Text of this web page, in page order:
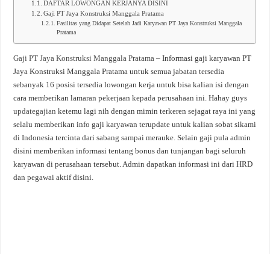
DAFTAR LOWONGAN KERJANYA DISINI
Gaji PT Jaya Konstruksi Manggala Pratama
Fasilitas yang Didapat Setelah Jadi Karyawan PT Jaya Konstruksi Manggala
Pratama
Gaji PT Jaya Konstruksi Manggala Pratama – Informasi gaji karyawan PT
Jaya Konstruksi Manggala Pratama untuk semua jabatan tersedia
sebanyak 16 posisi tersedia lowongan kerja untuk bisa kalian isi dengan
cara memberikan lamaran pekerjaan kepada perusahaan ini. Hahay guys
updategajian ketemu lagi nih dengan mimin terkeren sejagat raya ini yang
selalu memberikan info gaji karyawan terupdate untuk kalian sobat sikami
di Indonesia tercinta dari sabang sampai merauke. Selain gaji pula admin
disini memberikan informasi tentang bonus dan tunjangan bagi seluruh
karyawan di perusahaan tersebut. Admin dapatkan informasi ini dari HRD
dan pegawai aktif disini.